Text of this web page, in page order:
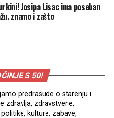
Josipa Lisac ima poseban
znamo i zašto
S 50!
predrasude o starenju i
zdravlja, zdravstvene,
kulture, zabave,